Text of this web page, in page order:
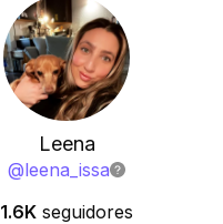
Leena
@leena_issa
1.6K seguidores